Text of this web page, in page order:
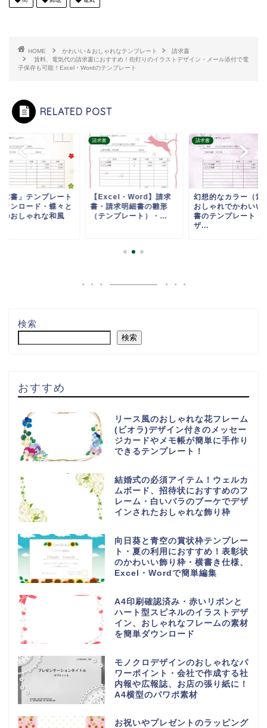
HOME かわいい＆おしゃれなテンプレート
請求書
賃料、電気代の請求書におすすめ！街灯りのイラストデザイン・メール添付で電
子保存も可能！Excel・Wordのテンプレート
RELATED POST
求書」テンプレート
ウンロード・蝶々と
のおしゃれな和風
請求書
【Excel・Word】請求
書・請求明細書の雛形
（テンプレート）・...
請求書
幻想的なカラー（紫
おしゃれでかわいい
書のテンプレート・
ザ...
検索
検索
おすすめ
リース風のおしゃれな花フレーム
(ビオラ)デザイン付きのメッセー
ジカードやメモ帳が簡単に手作り
できるテンプレート！
結婚式の必須アイテム！ウェルカ
ムボード、招待状におすすめのフ
レーム・白いバラのブーケでデザ
インされたおしゃれな飾り枠
向日葵と青空の賞状枠テンプレー
ト・夏の利用におすすめ！表彰状
のかわいい飾り枠・横書き仕様、
Excel・Wordで簡単編集
A4印刷確認済み・赤いリボンと
ハート型スピネルのイラストデザ
イン、おしゃれなフレームの素材
を簡単ダウンロード
モノクロデザインのおしゃれなパ
ワーポイント・会社で作成する社
内報や広報誌、お店の張り紙に！
A4横型のパワポ素材
お祝いやプレゼントのラッピング